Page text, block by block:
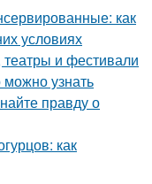
как
условиях
и фестивали
узнать
правду о
как